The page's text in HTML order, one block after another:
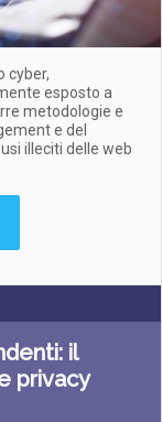
cyber,
esposto a
metodologie e
e del
illeciti delle web
il
privacy